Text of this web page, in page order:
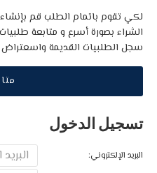
لكي تقوم باتمام الطلب قم
الشراء بصورة أسرع و متابعة
سجل الطلبيات القديمة واسعتراض
تسجيل الدخول
البريد الإلكتروني: